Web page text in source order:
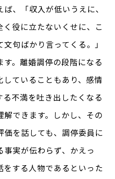
、「収入が低いうえに、
役に立たないくせに、こ
句ばかり言ってくる。」
。離婚調停の段階になる
していることもあり、感情
不満を吐き出したくなる
解できます。しかし、その
価を話しても、調停委員に
実が伝わらず、かえっ
する人物であるといった